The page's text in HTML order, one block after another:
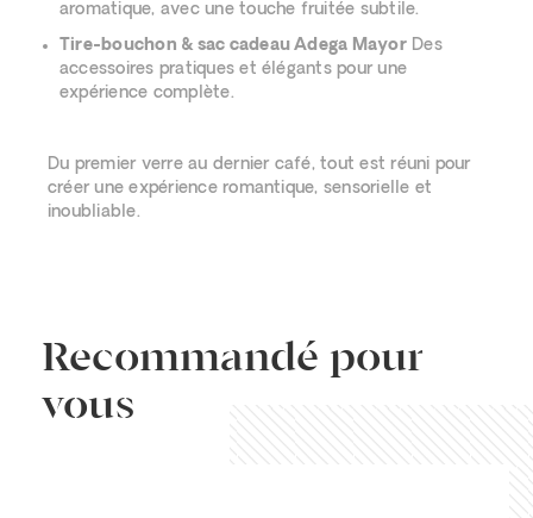
aromatique, avec une touche fruitée subtile.
Tire-bouchon & sac cadeau Adega MayorDes
accessoires pratiques et élégants pour une
expérience complète.
Du premier verre au dernier café, tout est réuni pour
créer une expérience romantique, sensorielle et
inoubliable.
Recommandé pour
vous